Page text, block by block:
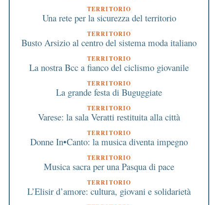
TERRITORIO
Una rete per la sicurezza del territorio
TERRITORIO
Busto Arsizio al centro del sistema moda italiano
TERRITORIO
La nostra Bcc a fianco del ciclismo giovanile
TERRITORIO
La grande festa di Buguggiate
TERRITORIO
Varese: la sala Veratti restituita alla città
TERRITORIO
Donne In•Canto: la musica diventa impegno
TERRITORIO
Musica sacra per una Pasqua di pace
TERRITORIO
L’Elisir d’amore: cultura, giovani e solidarietà